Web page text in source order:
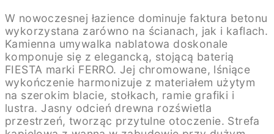
W nowoczesnej łazience dominuje faktura betonu
wykorzystana zarówno na ścianach, jak i kaflach.
Kamienna umywalka nablatowa doskonale
komponuje się z elegancką, stojącą baterią
FIESTA marki FERRO. Jej chromowane, lśniące
wykończenie harmonizuje z materiałem użytym
na szerokim blacie, stołkach, ramie grafiki i
lustra. Jasny odcień drewna rozświetla
przestrzeń, tworząc przytulne otoczenie. Strefa